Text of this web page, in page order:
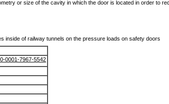
or size of the cavity in which the door is located in order to
inside of railway tunnels on the pressure loads on safety doors
0001-7967-5542